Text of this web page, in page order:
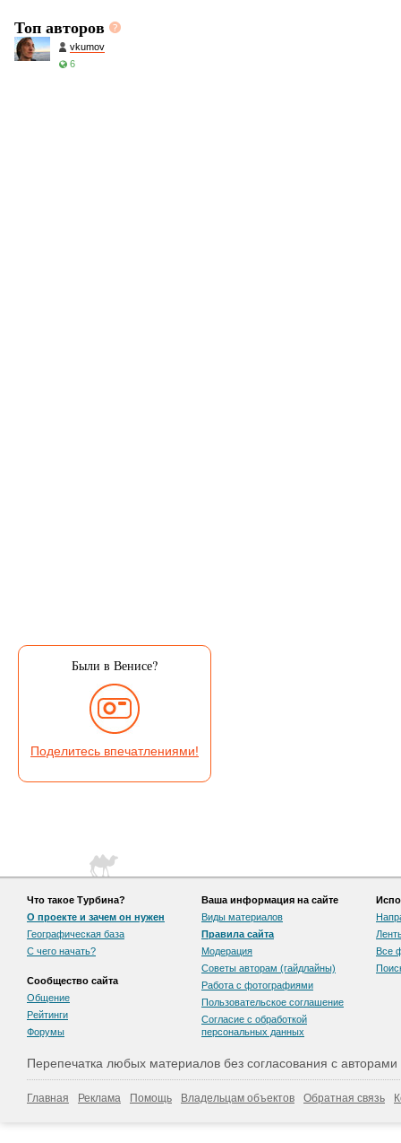
Топ авторов
vkumov
6
Были в Венисе?
Поделитесь впечатлениями!
Что такое Турбина?
О проекте и зачем он нужен
Географическая база
С чего начать?
Сообщество сайта
Общение
Рейтинги
Форумы
Ваша информация на сайте
Виды материалов
Правила сайта
Модерация
Советы авторам (гайдлайны)
Работа с фотографиями
Пользовательскоe соглашение
Согласие с обработкой
персональных данных
Все
Перепечатка любых материалов без согласования с
Главная Реклама Помощь Владельцам объектов Обратная связь